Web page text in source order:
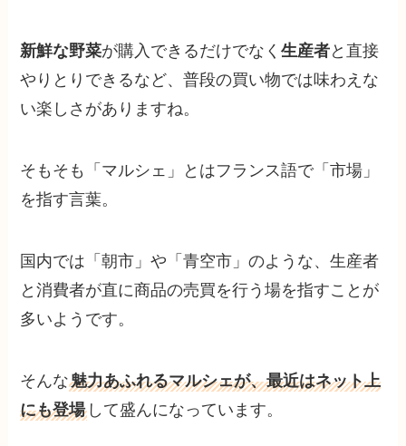
新鮮な野菜が購入できるだけでなく生産者と直接
やりとりできるなど、普段の買い物では味わえな
い楽しさがありますね。
そもそも「マルシェ」とはフランス語で「市場」
を指す言葉。
国内では「朝市」や「青空市」のような、生産者
と消費者が直に商品の売買を行う場を指すことが
多いようです。
そんな魅力あふれるマルシェが、最近はネット上
にも登場 して盛んになっています。